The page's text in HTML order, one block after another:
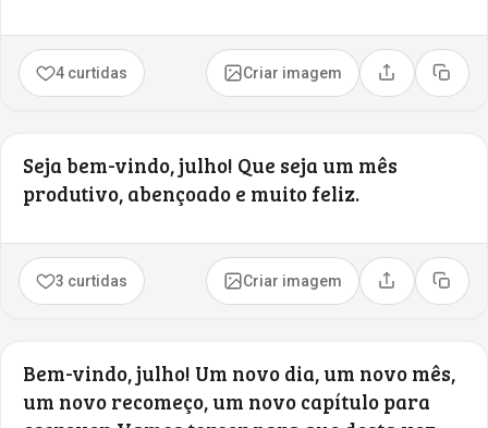
4 curtidas Criar imagem Compartilhar
Copiar
Seja bem-vindo, julho! Que seja um mês
produtivo, abençoado e muito feliz.
3 curtidas Criar imagem Compartilhar
Copiar
Bem-vindo, julho! Um novo dia, um novo mês,
um novo recomeço, um novo capítulo para